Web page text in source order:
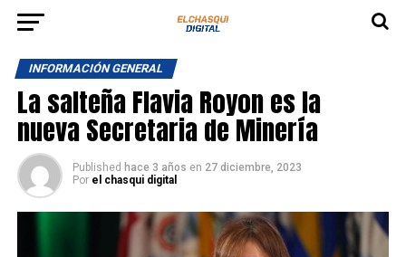
INFORMACIÓN GENERAL
La salteña Flavia Royon es la
nueva Secretaria de Minería
Published hace 3 años en 27 diciembre, 2023
Por el chasqui digital